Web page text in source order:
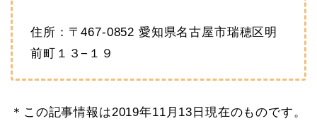
住所：〒467-0852 愛知県名古屋市瑞穂区明
前町１３−１９
＊この記事情報は2019年11月13日現在のものです。